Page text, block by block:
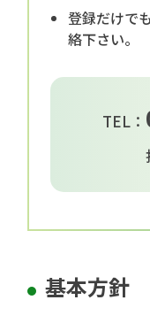
登録だけで
絡下さい。
TEL：
基本方針